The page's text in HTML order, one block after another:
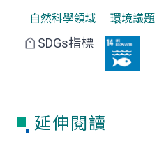
自然科學領域 環境議題
SDGs指標
延伸閱讀